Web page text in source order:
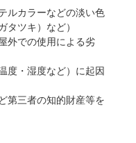
ルカラーなどの淡い色
タツキ）など）
外での使用による劣
度・湿度など）に起因
第三者の知的財産等を